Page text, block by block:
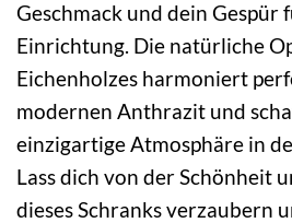
Geschmack und dein
Einrichtung. Die natürliche
Eichenholzes harmoniert
modernen Anthrazit und
einzigartige Atmosphäre in
Lass dich von der Schönheit
dieses Schranks verzaubern